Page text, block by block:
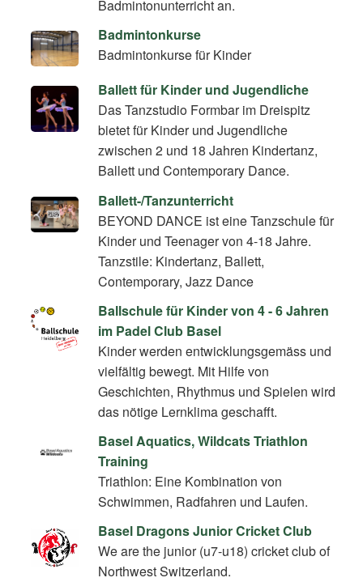
Badmintonunterricht an.
Badmintonkurse
Badmintonkurse für Kinder
Ballett für Kinder und Jugendliche
Das Tanzstudio Formbar im Dreispitz
bietet für Kinder und Jugendliche
zwischen 2 und 18 Jahren Kindertanz,
Ballett und Contemporary Dance.
Ballett-/Tanzunterricht
BEYOND DANCE ist eine Tanzschule für
Kinder und Teenager von 4-18 Jahre.
Tanzstile: Kindertanz, Ballett,
Contemporary, Jazz Dance
Ballschule für Kinder von 4 - 6 Jahren
im Padel Club Basel
Kinder werden entwicklungsgemäss und
vielfältig bewegt. Mit Hilfe von
Geschichten, Rhythmus und Spielen wird
das nötige Lernklima geschafft.
Basel Aquatics, Wildcats Triathlon
Training
Triathlon: Eine Kombination von
Schwimmen, Radfahren und Laufen.
Basel Dragons Junior Cricket Club
We are the junior (u7-u18) cricket club of
Northwest Switzerland.